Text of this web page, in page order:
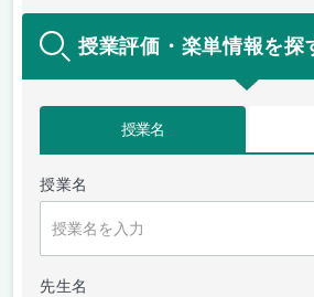
授業評価・楽単情報を探
授業名
授業名
先生名